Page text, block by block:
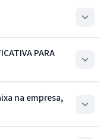
PARA
na empresa,